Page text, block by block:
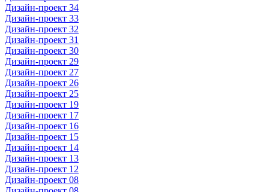
Дизайн-проект 34
Дизайн-проект 33
Дизайн-проект 32
Дизайн-проект 31
Дизайн-проект 30
Дизайн-проект 29
Дизайн-проект 27
Дизайн-проект 26
Дизайн-проект 25
Дизайн-проект 19
Дизайн-проект 17
Дизайн-проект 16
Дизайн-проект 15
Дизайн-проект 14
Дизайн-проект 13
Дизайн-проект 12
Дизайн-проект 08